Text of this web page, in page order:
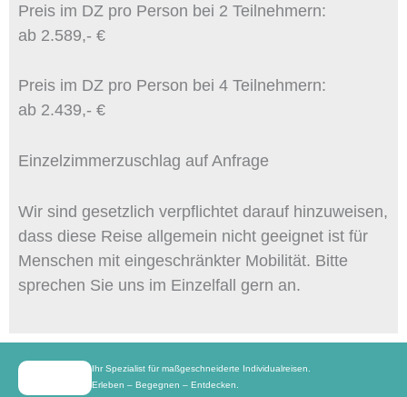
Preis im DZ pro Person bei 2 Teilnehmern:
ab 2.589,- €
Preis im DZ pro Person bei 4 Teilnehmern:
ab 2.439,- €
Einzelzimmerzuschlag auf Anfrage
Wir sind gesetzlich verpflichtet darauf hinzuweisen,
dass diese Reise allgemein nicht geeignet ist für
Menschen mit eingeschränkter Mobilität. Bitte
sprechen Sie uns im Einzelfall gern an.
Ihr Spezialist für maßgeschneiderte Individualreisen.
Erleben – Begegnen – Entdecken.